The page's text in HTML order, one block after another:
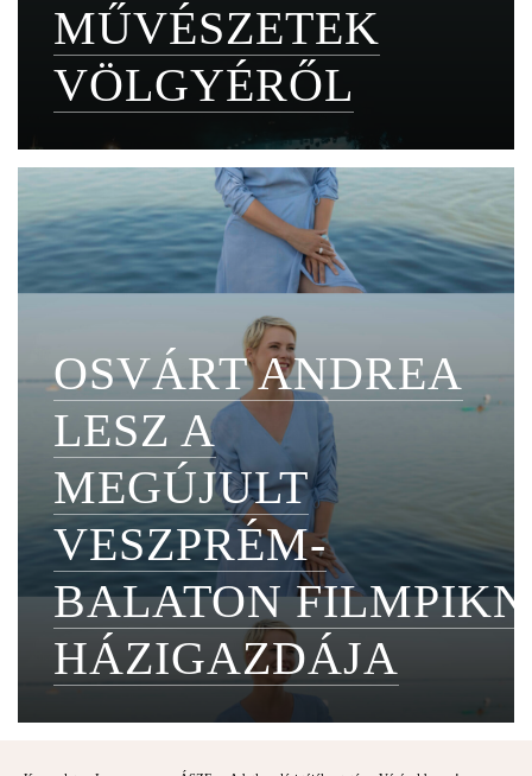
MŰVÉSZETEK
VÖLGYÉRŐL
OSVÁRT ANDREA
LESZ A
MEGÚJULT
VESZPRÉM-
BALATON
HÁZIGAZDÁJA